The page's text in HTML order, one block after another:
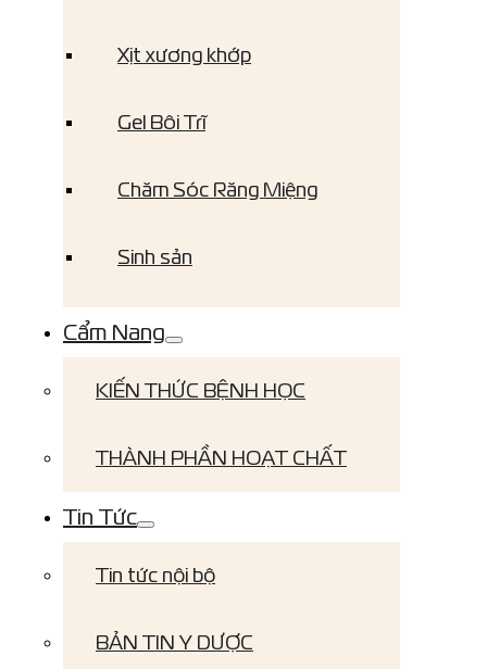
Xịt xương khớp
Gel Bôi Trĩ
Chăm Sóc Răng Miệng
Sinh sản
Cẩm Nang
KIẾN THỨC BỆNH HỌC
THÀNH PHẦN HOẠT CHẤT
Tin Tức
Tin tức nội bộ
BẢN TIN Y DƯỢC